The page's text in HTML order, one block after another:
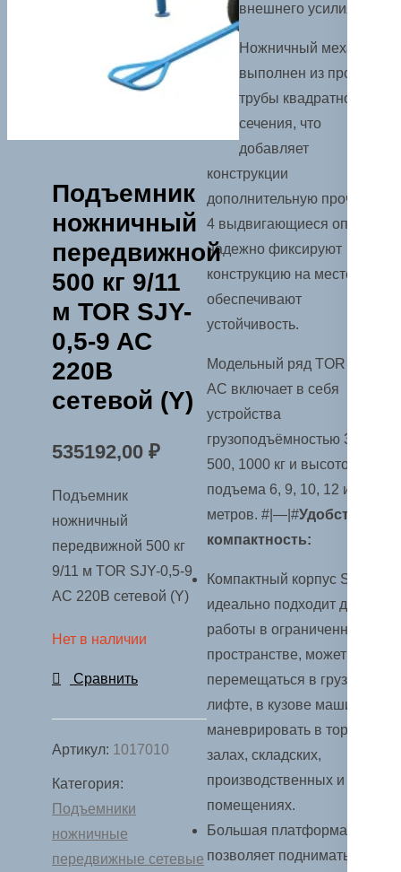
Подъемник
ножничный
передвижной
500 кг 9/11
м TOR SJY-
0,5-9 AC
220В
сетевой (Y)
535192,00 ₽
Подъемник
ножничный
передвижной 500 кг
9/11 м TOR SJY-0,5-9
AC 220В сетевой (Y)
Нет в наличии
Сравнить
Артикул: 1017010
Категория:
Подъемники
ножничные
передвижные сетевые
внешнего усилия.
Ножничный механизм
выполнен из прочной
трубы квадратного
сечения, что
добавляет
конструкции
дополнительную прочность.
4 выдвигающиеся опоры
надежно фиксируют
конструкцию на месте и
обеспечивают
устойчивость.
Модельный ряд TOR SJY
АC включает в себя
устройства
грузоподъёмностью 300,
500, 1000 кг и высотой
подъема 6, 9, 10, 12 и 14
метров. #|—|#Удобство и
компактность:
Компактный корпус SJY
идеально подходит для
работы в ограниченном
пространстве, может
перемещаться в грузовом
лифте, в кузове машины,
маневрировать в торговых
залах, складских,
производственных и других
помещениях.
Большая платформа
позволяет поднимать